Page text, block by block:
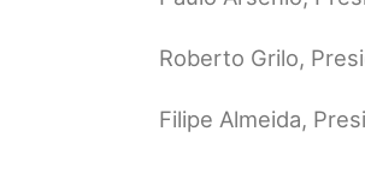
Roberto Grilo,
Filipe Almeida,